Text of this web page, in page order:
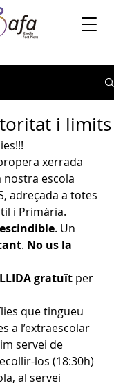
i limits
xerrada
nostra escola
adreçada a totes
i Primària.
. Un
. No us la
gratuït per
que tingueu
a l’extraescolar
servei de
los (18:30h)
al servei